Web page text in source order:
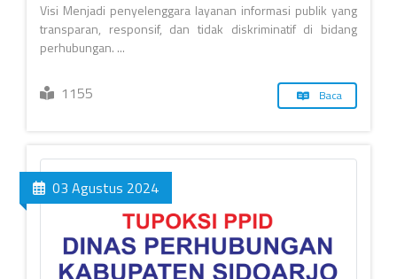
Visi Menjadi penyelenggara layanan informasi publik yang
transparan, responsif, dan tidak diskriminatif di bidang
perhubungan. ...
1155 Baca
03 Agustus 2024